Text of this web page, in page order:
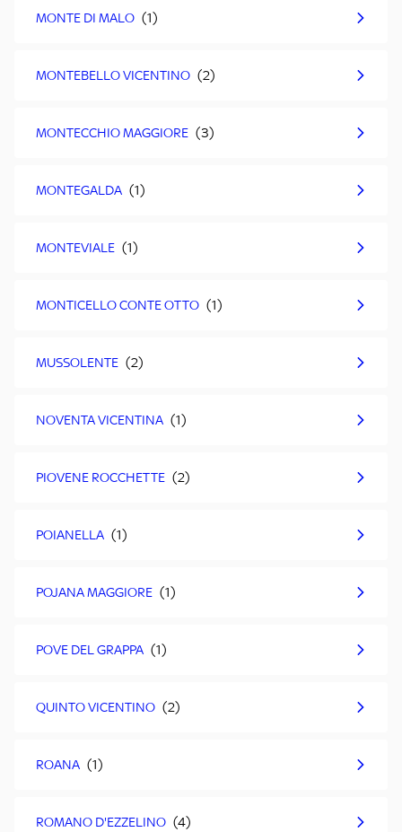
MONTE DI MALO
MONTEBELLO VICENTINO
MONTECCHIO MAGGIORE
MONTEGALDA
MONTEVIALE
MONTICELLO CONTE OTTO
MUSSOLENTE
NOVENTA VICENTINA
PIOVENE ROCCHETTE
POIANELLA
POJANA MAGGIORE
POVE DEL GRAPPA
QUINTO VICENTINO
ROANA
ROMANO D'EZZELINO